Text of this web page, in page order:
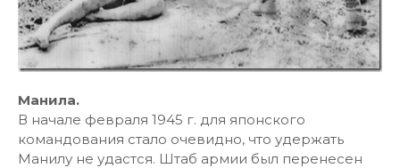
Манила.
В начале февраля 1945 г. для японского
командования стало очевидно, что удержать
Манилу не удастся. Штаб армии был перенесен